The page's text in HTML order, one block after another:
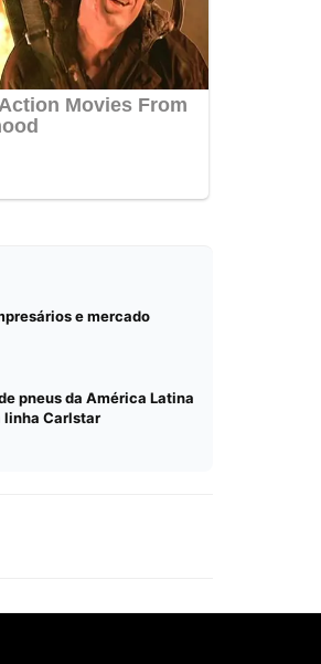
e mercado
pneus da América Latina
linha Carlstar